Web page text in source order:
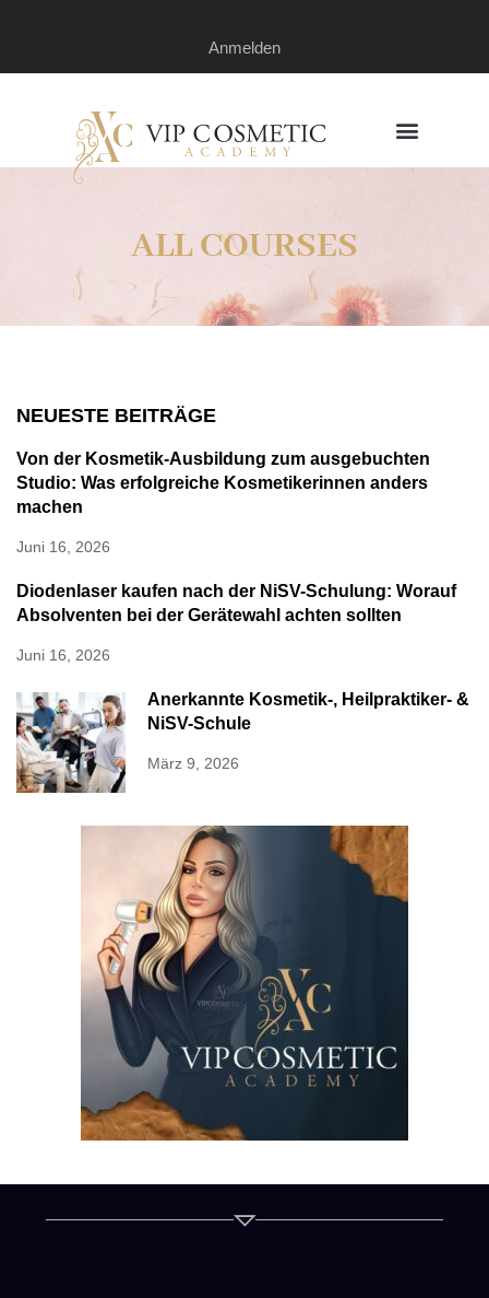
Anmelden
ALL COURSES
NEUESTE BEITRÄGE
Von der Kosmetik-Ausbildung zum ausgebuchten
Studio: Was erfolgreiche Kosmetikerinnen anders
machen
Juni 16, 2026
Diodenlaser kaufen nach der NiSV-Schulung: Worauf
Absolventen bei der Gerätewahl achten sollten
Juni 16, 2026
Anerkannte Kosmetik-, Heilpraktiker- &
NiSV-Schule
März 9, 2026